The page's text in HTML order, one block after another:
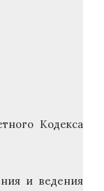
Кодекса
и ведения